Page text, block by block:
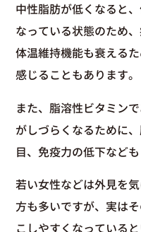
中性脂肪が低くなると
なっている状態のため
体温維持機能も衰える
感じることもあります。
また、脂溶性ビタミン
がしづらくなるために
目、免疫力の低下など
若い女性などは外見を
方も多いですが、実は
こしやすくなっている